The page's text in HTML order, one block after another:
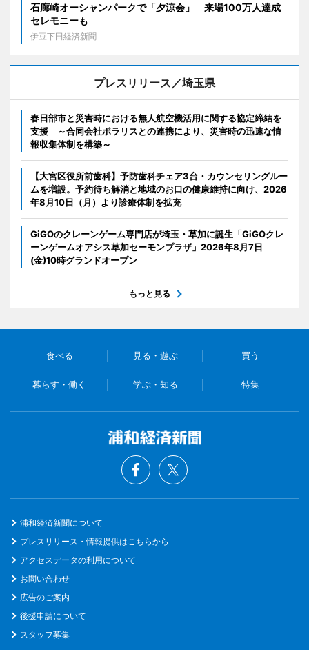
石廊崎オーシャンパークで「夕涼会」 来場100万人達成
セレモニーも
伊豆下田経済新聞
プレスリリース／埼玉県
春日部市と災害時における無人航空機活用に関する協定締結を
支援 ～合同会社ポラリスとの連携により、災害時の迅速な情
報収集体制を構築～
【大宮区役所前歯科】予防歯科チェア3台・カウンセリングルー
ムを増設。予約待ち解消と地域のお口の健康維持に向け、2026
年8月10日（月）より診療体制を拡充
GiGOのクレーンゲーム専門店が埼玉・草加に誕生「GiGOクレ
ーンゲームオアシス草加セーモンプラザ」2026年8月7日
(金)10時グランドオープン
もっと見る
食べる 見る・遊ぶ 買う
暮らす・働く 学ぶ・知る 特集
浦和経済新聞について
プレスリリース・情報提供はこちらから
アクセスデータの利用について
お問い合わせ
広告のご案内
後援申請について
スタッフ募集